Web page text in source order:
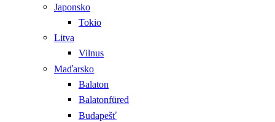
Japonsko
Tokio
Litva
Vilnus
Maďarsko
Balaton
Balatonfüred
Budapešť